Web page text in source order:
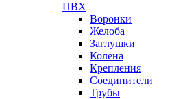
ПВХ
Воронки
Желоба
Заглушки
Колена
Крепления
Соединители
Трубы